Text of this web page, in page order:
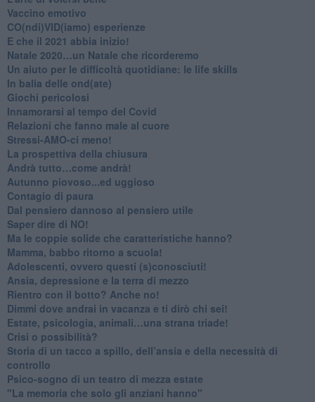
​Vaccino emotivo
CO(ndi)VID(iamo) esperienze
​E che il 2021 abbia inizio!
​Natale 2020…un Natale che ricorderemo
Un aiuto per le difficoltà quotidiane: le life skills
​In balia delle ond(ate)
Giochi pericolosi
Innamorarsi al tempo del Covid
​Relazioni che fanno male al cuore
​Stressi-AMO-ci meno!
​La prospettiva della chiusura
​Andrà tutto…come andrà!
Autunno piovoso...ed uggioso
​Contagio di paura
​Dal pensiero dannoso al pensiero utile
​Saper dire di NO!
​Ma le coppie solide che caratteristiche hanno?
​Mamma, babbo ritorno a scuola!
Adolescenti, ovvero questi (s)conosciuti!
Ansia, depressione e la terra di mezzo
​Rientro con il botto? Anche no!
Dimmi dove andrai in vacanza e ti dirò chi sei!
​Estate, psicologia, animali…una strana triade!
​Crisi o possibilità?
​Storia di un tacco a spillo, dell’ansia e della necessità di
controllo
​Psico-sogno di un teatro di mezza estate
"La memoria che solo gli anziani hanno"